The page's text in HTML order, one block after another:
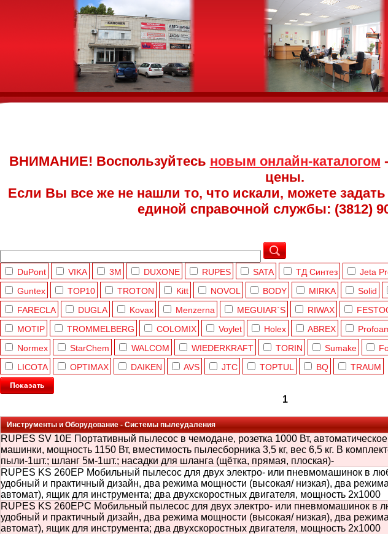
ВНИМАНИЕ! Воспользуйтесь новым онлайн-каталогом
цены.
Если Вы все же не нашли то, что искали, можете
единой справочной службы: (3812)
DuPont VIKA 3M DUXONE RUPES SATA ТД Синтез Jeta
Guntex
TOP10 TROTON Kitt NOVOL BODY MIRKA Solid
FARECLA
DUGLA Kovax Menzerna MEGUIAR`S RIWAX
MOTIP
TROMMELBERG COLOMIX Voylet Holex ABREX
Normex
StarChem WALCOM WIEDERKRAFT TORIN Sumake
LICOTA
OPTIMAX DAIKEN AVS JTC TOPTUL BQ TRAUM
1
Инструменты и Оборудование - Системы пылеудаления
RUPES SV 10E Портативный пылесос в чемодане, розетка 1000 Вт,
машинки, мощность 1150 Вт, вместимость пылесборника 3,5 кг, вес 6,5 кг. В
пыли-1шт.; шланг 5м-1шт.; насадки для шланга (щётка, прямая, плоская)-
RUPES KS 260EP Мобильный пылесос для двух электро- или пневмомашинок в
удобный и практичный дизайн, два режима мощности (высокая/ низкая), два
автомат), ящик для инструмента; два двухскоростных двигателя, мощность 2х1000
RUPES KS 260EPС Мобильный пылесос для двух электро- или пневмомашинок в
удобный и практичный дизайн, два режима мощности (высокая/ низкая), два
автомат), ящик для инструмента; два двухскоростных двигателя, мощность 2х1000